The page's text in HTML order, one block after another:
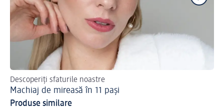
Descoperiți sfaturile noastre
Machiaj de mireasă în 11 pași
Produse similare